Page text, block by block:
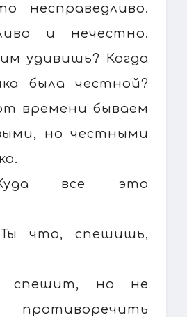
несправедливо.
и нечестно.
удивишь? Когда
была честной?
времени бываем
но честными
все это
что, спешишь,
спешит, но не